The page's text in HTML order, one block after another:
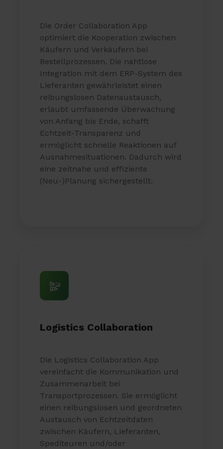
Die Order Collaboration App
optimiert die Kooperation zwischen
Käufern und Verkäufern bei
Bestellprozessen. Die nahtlose
Integration mit dem ERP-System des
Lieferanten gewährleistet einen
reibungslosen Datenaustausch,
erlaubt umfassende Überwachung
von Anfang bis Ende, schafft
Echtzeit-Transparenz und
ermöglicht schnelle Reaktionen auf
Ausnahmesituationen. Dadurch wird
eine zeitnahe und effiziente
(Neu-)Planung sichergestellt.
Logistics Collaboration
Die Logistics Collaboration App
vereinfacht die Kommunikation und
Zusammenarbeit bei
Transportprozessen. Sie ermöglicht
einen reibungslosen und geordneten
Austausch von Echtzeitdaten
zwischen Käufern, Lieferanten,
Spediteuren und/oder